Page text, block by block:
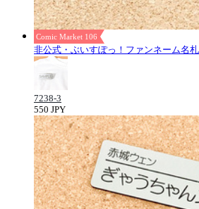
Comic Market 106
非公式・ぶいすぽっ！ファンネーム名札
7238-3
550 JPY